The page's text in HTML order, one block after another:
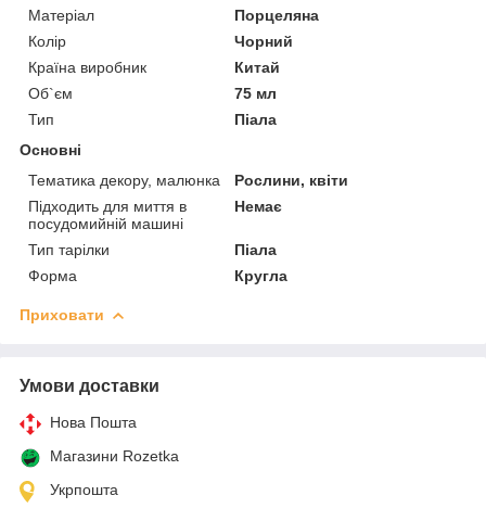
Матеріал
Порцеляна
Колір
Чорний
Країна виробник
Китай
Об`єм
75 мл
Тип
Піала
Основні
Тематика декору, малюнка
Рослини, квіти
Підходить для миття в
посудомийній машині
Немає
Тип тарілки
Піала
Форма
Кругла
Приховати
Умови доставки
Нова Пошта
Магазини Rozetka
Укрпошта